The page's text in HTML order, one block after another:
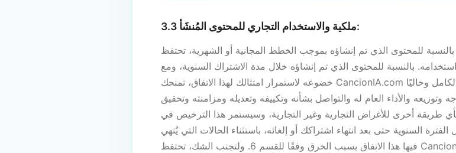
3.3 ملكية والاستخدام التجاري للمحتوى المُنشَأ:
بالنسبة للمحتوى الذي تم إنشاؤه بموجب الخطط المجانية أو الشهرية، تحتفظ CancionIA.com بالملكية وتمنحك ترخيصًا
بالنسبة للمحتوى الذي تم إنشاؤه خلال مدة الاشتراك السنوية، ومع
خضوعه لاستمرار امتثالك لهذا الاتفاق، تمنحك CancionIA.com ترخيصًا عالميًا غير حصري ودائم ومدفوع بالكامل وخاليًا
وتوزيعه والأداء العام له والتواصل بشأنه وتكييفه وتعديله ومزامنته وتحقيق
طريقة أخرى للأغراض التجارية وغير التجارية، وسيستمر هذا الترخيص في
السنوية حتى بعد انتهاء اشتراكك أو إلغائه، باستثناء الحالات التي يُنهي
فيها هذا الاتفاق بسبب الخرق وفقًا للقسم 6. ولتجنب الشك، تحتفظ CancionIA.com بملكية نماذجها الأساسية وبرمجياتها